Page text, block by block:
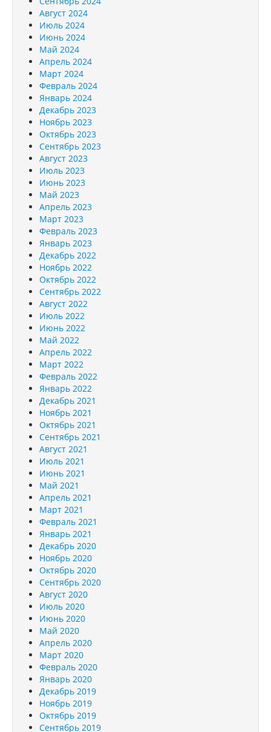
Август 2024
Июль 2024
Июнь 2024
Май 2024
Апрель 2024
Март 2024
Февраль 2024
Январь 2024
Декабрь 2023
Ноябрь 2023
Октябрь 2023
Сентябрь 2023
Август 2023
Июль 2023
Июнь 2023
Май 2023
Апрель 2023
Март 2023
Февраль 2023
Январь 2023
Декабрь 2022
Ноябрь 2022
Октябрь 2022
Сентябрь 2022
Август 2022
Июль 2022
Июнь 2022
Май 2022
Апрель 2022
Март 2022
Февраль 2022
Январь 2022
Декабрь 2021
Ноябрь 2021
Октябрь 2021
Сентябрь 2021
Август 2021
Июль 2021
Июнь 2021
Май 2021
Апрель 2021
Март 2021
Февраль 2021
Январь 2021
Декабрь 2020
Ноябрь 2020
Октябрь 2020
Сентябрь 2020
Август 2020
Июль 2020
Июнь 2020
Май 2020
Апрель 2020
Март 2020
Февраль 2020
Январь 2020
Декабрь 2019
Ноябрь 2019
Октябрь 2019
Сентябрь 2019